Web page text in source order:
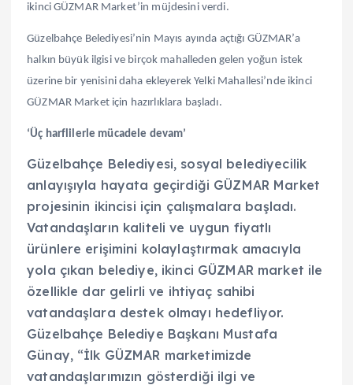
ikinci GÜZMAR Market’in müjdesini verdi.
Güzelbahçe Belediyesi’nin Mayıs ayında açtığı GÜZMAR’a
halkın büyük ilgisi ve birçok mahalleden gelen yoğun istek
üzerine bir yenisini daha ekleyerek Yelki Mahallesi’nde ikinci
GÜZMAR Market için hazırlıklara başladı.
‘Üç harflilerle mücadele devam’
Güzelbahçe Belediyesi, sosyal belediyecilik
anlayışıyla hayata geçirdiği GÜZMAR Market
projesinin ikincisi için çalışmalara başladı.
Vatandaşların kaliteli ve uygun fiyatlı
ürünlere erişimini kolaylaştırmak amacıyla
yola çıkan belediye, ikinci GÜZMAR market ile
özellikle dar gelirli ve ihtiyaç sahibi
vatandaşlara destek olmayı hedefliyor.
Güzelbahçe Belediye Başkanı Mustafa
Günay, “İlk GÜZMAR marketimizde
vatandaşlarımızın gösterdiği ilgi ve